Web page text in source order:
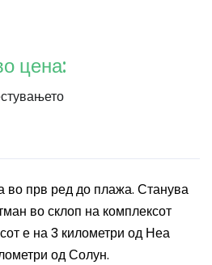
цена:
во прв ред до плажа. Станува
во склоп на комплексот
е на 3 километри од Неа
од Солун.